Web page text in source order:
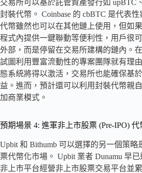
交易所可以基於託管資產發行如 upBTC
封裝代幣。 Coinbase 的 cbBTC 是代表
代幣雖然也可以在其他鏈上使用，但如
程式內提供一鍵聯動等便利性，用戶很
外部，而是停留在交易所建構的鏈內。
試圖利用豐富流動性的專案團隊就有理
態系統將得以激活，交易所也能確保基
益。進而，預計還可以利用封裝代幣親
加商業模式。
預期場景 4: 進軍非上市股票 (Pre-IPO)
Upbit 和 Bithumb 可以選擇的另一個策略
票代幣化市場。 Upbit 業者 Dunamu 早已
非上市平台經營非上市股票交易平台並